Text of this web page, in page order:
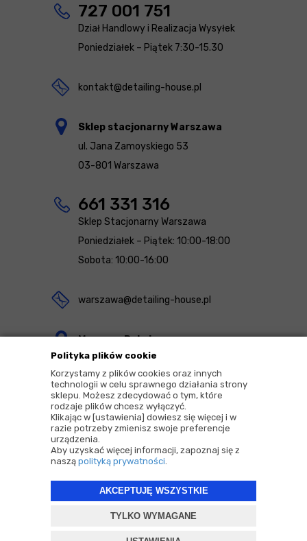
Polityka plików cookie
Korzystamy z plików cookies oraz innych
technologii w celu sprawnego działania strony
sklepu. Możesz zdecydować o tym, które
rodzaje plików chcesz wyłączyć.
Klikając w [ustawienia] dowiesz się więcej i w
razie potrzeby zmienisz swoje preferencje
urządzenia.
Aby uzyskać więcej informacji, zapoznaj się z
naszą polityką prywatności.
AKCEPTUJĘ WSZYSTKIE
TYLKO WYMAGANE
727 001 751
Dział Handlowy i Realizacja Wysyłek
Poniedziałek – Piątek 7:30-15.30
kontakt@detailing-house.pl
Sklep stacjonarny Warszawa
ul. Jana Zamoyskiego 53
03-801 Warszawa
661 331 316
Sklep Stacjonarny Warszawa
Poniedziałek – Piątek: 10:00-18:00
Sobota: 10:00-16:00
warszawa@detailing-house.pl
Magazyn Rekcin
Nomos Sp. z o.o. sp.k.
ul. Agrestowa 1
83-010 Rekcin
2026 © Copyrights by |Detailing House